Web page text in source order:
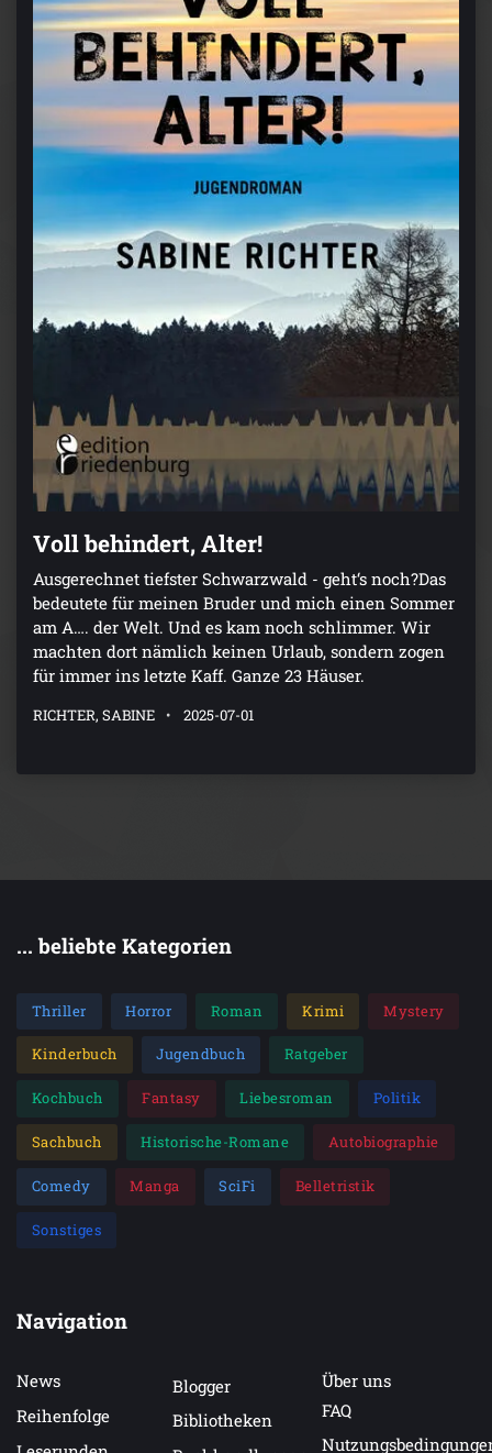
Voll behindert, Alter!
Ausgerechnet tiefster Schwarzwald - geht‘s noch?Das
bedeutete für meinen Bruder und mich einen Sommer
am A…. der Welt. Und es kam noch schlimmer. Wir
machten dort nämlich keinen Urlaub, sondern zogen
für immer ins letzte Kaff. Ganze 23 Häuser.
RICHTER, SABINE 2025-07-01
... beliebte Kategorien
Thriller Horror Roman Krimi Mystery
Kinderbuch Jugendbuch Ratgeber
Kochbuch Fantasy Liebesroman Politik
Sachbuch Historische-Romane Autobiographie
Comedy Manga SciFi Belletristik
Sonstiges
Navigation
News
Reihenfolge
Blogger
Bibliotheken
Über uns
FAQ